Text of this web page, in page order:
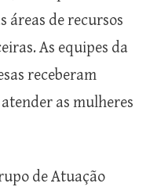
áreas de recursos
As equipes da
receberam
as mulheres
de Atuação